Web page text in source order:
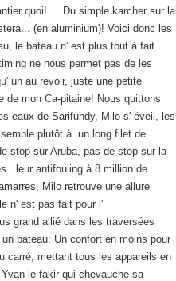
quoi! ... Du simple karcher sur la
(en aluminium)! Voici donc les
le bateau n' est plus tout à fait
ne nous permet pas de les
un au revoir, juste une petite
de mon Ca-pitaine! Nous quittons
eaux de Sarifundy, Milo s' éveil, les
plutôt à un long filet de
stop sur Aruba, pas de stop sur la
antifouling à 8 million de
Milo retrouve une allure
n' est pas fait pour l'
grand allié dans les traversées
bateau; Un confort en moins pour
carré, mettant tous les appareils en
le fakir qui chevauche sa